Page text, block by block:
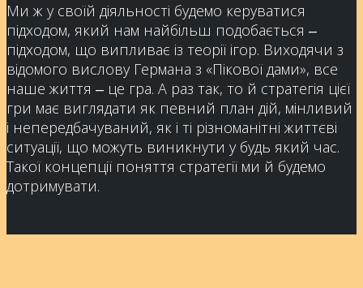
Ми ж у своїй діяльності будемо керуватися
підходом, який нам найбільш подобається ‒
підходом, що випливає із теорії ігор. Виходячи з
відомого вислову Германа з «Пікової дами», все
наше життя ‒ це гра. А раз так, то й стратегія цієї
гри має виглядати як певний план дій, мінливий
і непередбачуваний, як і ті різноманітні життєві
ситуації, що можуть виникнути у будь який час.
Такої концепції поняття стратегії ми й будемо
дотримувати.